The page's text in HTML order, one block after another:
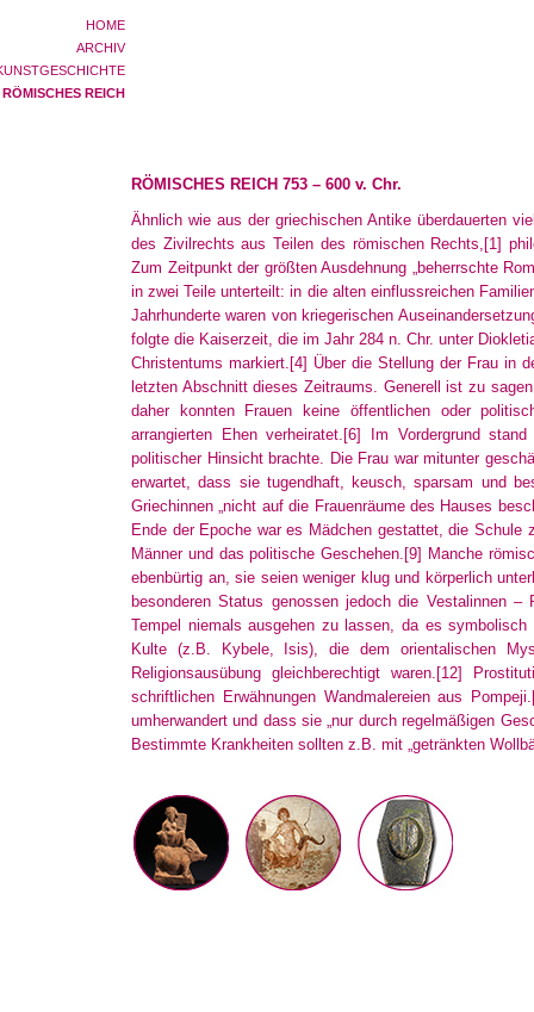
HOME
ARCHIV
RÖMISCHES REICH
RÖMISCHES REICH 753 – 600 v. Chr.
Ähnlich wie aus der griechischen Antike überdauerten
des Zivilrechts aus Teilen des römischen Rechts, [1]
Zum Zeitpunkt der größten Ausdehnung „beherrschte
in zwei Teile unterteilt: in die alten einflussreichen
Jahrhunderte waren von kriegerischen
folgte die Kaiserzeit, die im Jahr 284 n. Chr. unter
Christentums markiert. [4] Über die Stellung der Frau in
letzten Abschnitt dieses Zeitraums. Generell ist zu
daher konnten Frauen keine öffentlichen oder
arrangierten Ehen verheiratet. [6]
Im Vordergrund
politischer Hinsicht brachte. Die Frau war mitunter
erwartet, dass sie tugendhaft, keusch, sparsam und
Griechinnen „nicht auf die Frauenräume des Hauses
Ende der Epoche war es Mädchen gestattet, die
Männer und das politische Geschehen. [9] Manche
ebenbürtig an, sie seien weniger klug und körperlich
besonderen Status genossen jedoch die Vestalinnen –
Tempel niemals ausgehen zu lassen, da es
Kulte (z.B. Kybele, Isis), die dem orientalischen
Religionsausübung gleichberechtigt waren. [12]
schriftlichen Erwähnungen Wandmalereien aus Pompeji.
umherwandert und dass sie „nur durch regelmäßigen
Bestimmte Krankheiten sollten z.B. mit „getränkten